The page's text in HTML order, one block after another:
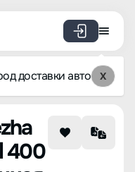
доставки авто X
Neta U Nezha U
400